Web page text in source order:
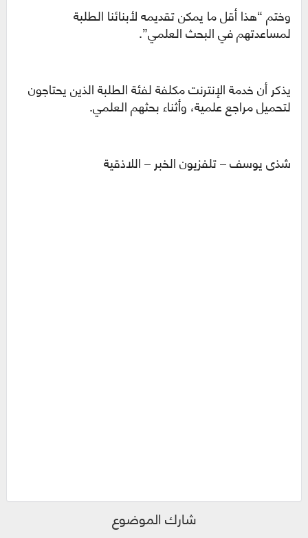
وختم “هذا أقل ما يمكن تقديمه لأبنائنا الطلبة
لمساعدتهم في البحث العلمي”.
يذكر أن خدمة الإنترنت مكلفة لفئة الطلبة الذين يحتاجون
لتحميل مراجع علمية، وأثناء بحثهم العلمي.
شذى يوسف – تلفزيون الخبر – اللاذقية
شارك الموضوع